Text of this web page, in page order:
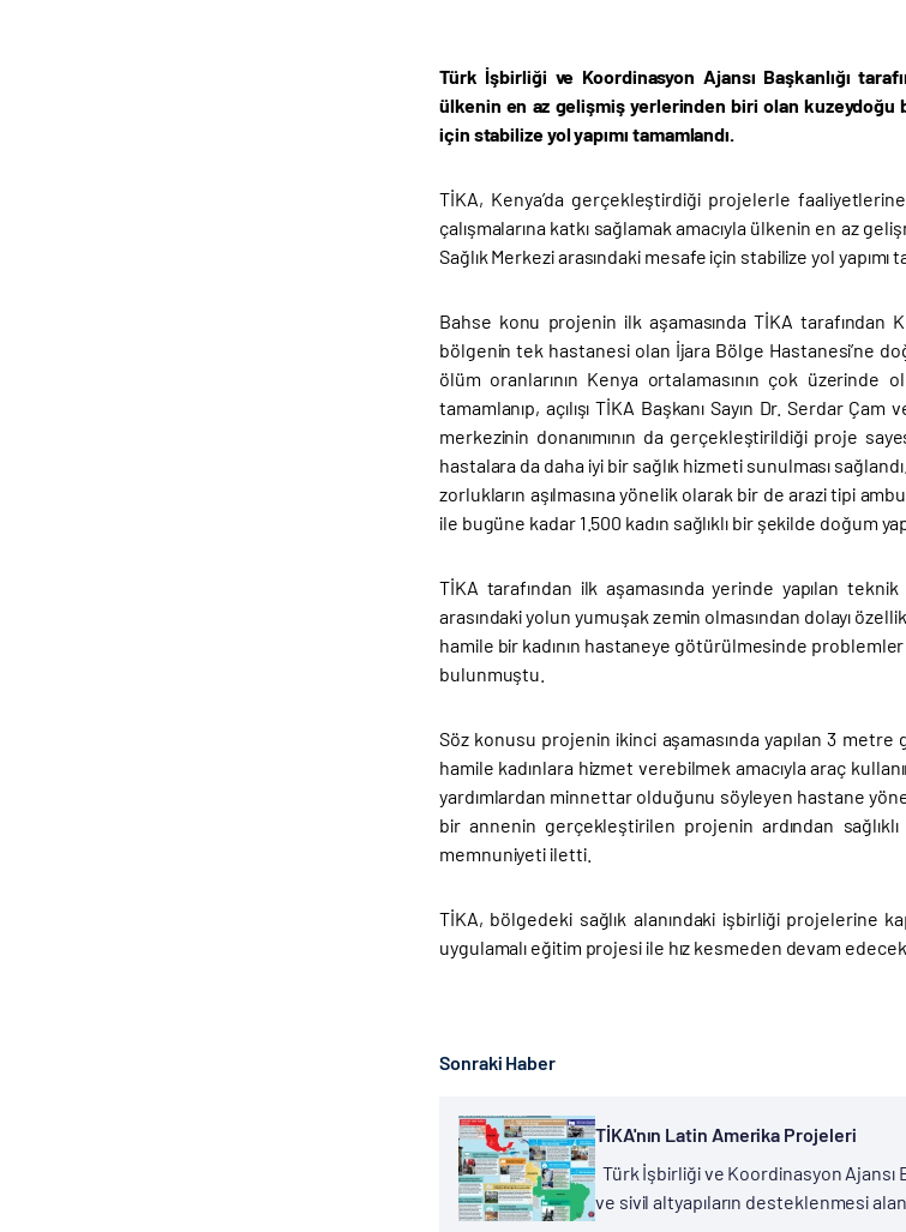
Türk İşbirliği ve Koordinasyon Ajansı Başkanlığı
ülkenin en az gelişmiş yerlerinden biri olan kuzeydoğu
için stabilize yol yapımı tamamlandı.
TİKA, Kenya’da gerçekleştirdiği projelerle
çalışmalarına katkı sağlamak amacıyla ülkenin en az
Sağlık Merkezi arasındaki mesafe için stabilize yol yapımı
Bahse konu projenin ilk aşamasında TİKA tarafından
bölgenin tek hastanesi olan İjara Bölge Hastanesi’ne
ölüm oranlarının Kenya ortalamasının çok üzerinde
tamamlanıp, açılışı TİKA Başkanı Sayın Dr. Serdar
merkezinin donanımının da gerçekleştirildiği proje
hastalara da daha iyi bir sağlık hizmeti sunulması
zorlukların aşılmasına yönelik olarak bir de arazi tipi
ile bugüne kadar 1.500 kadın sağlıklı bir şekilde doğum
TİKA tarafından ilk aşamasında yerinde yapılan
arasındaki yolun yumuşak zemin olmasından dolayı
hamile bir kadının hastaneye götürülmesinde
bulunmuştu.
Söz konusu projenin ikinci aşamasında yapılan 3
hamile kadınlara hizmet verebilmek amacıyla araç
yardımlardan minnettar olduğunu söyleyen hastane
bir annenin gerçekleştirilen projenin ardından
memnuniyeti iletti.
TİKA, bölgedeki sağlık alanındaki işbirliği projelerine
uygulamalı eğitim projesi ile hız kesmeden devam
Sonraki Haber
TİKA'nın Latin Amerika Projeleri
Türk İşbirliği ve Koordinasyon Ajansı
ve sivil altyapıların desteklenmesi